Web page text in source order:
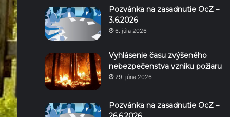
Pozvánka na zasadnutie OcZ –
3.6.2026
6. júla 2026
Vyhlásenie času zvýšeného
nebezpečenstva vzniku požiaru
29. júna 2026
Pozvánka na zasadnutie OcZ –